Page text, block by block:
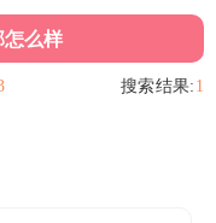
怎么样
搜索结果: 1